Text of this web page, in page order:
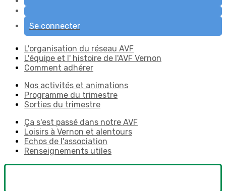
Se connecter
L'organisation du réseau AVF
L'équipe et l' histoire de l'AVF Vernon
Comment adhérer
Nos activités et animations
Programme du trimestre
Sorties du trimestre
Ça s'est passé dans notre AVF
Loisirs à Vernon et alentours
Echos de l'association
Renseignements utiles